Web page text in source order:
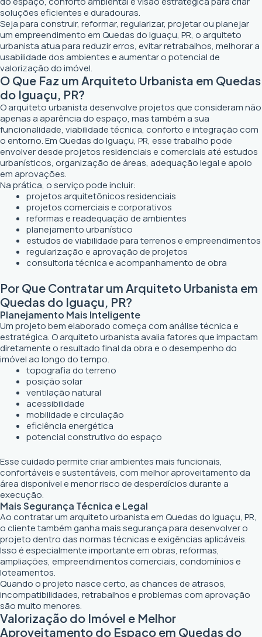
soluções eficientes e duradouras.
Seja para construir, reformar, regularizar, projetar ou planejar
um empreendimento em Quedas do Iguaçu, PR, o arquiteto
urbanista atua para reduzir erros, evitar retrabalhos, melhorar a
usabilidade dos ambientes e aumentar o potencial de
valorização do imóvel.
O Que Faz um Arquiteto Urbanista em Quedas
do Iguaçu, PR?
O arquiteto urbanista desenvolve projetos que consideram não
apenas a aparência do espaço, mas também a sua
funcionalidade, viabilidade técnica, conforto e integração com
o entorno. Em Quedas do Iguaçu, PR, esse trabalho pode
envolver desde projetos residenciais e comerciais até estudos
urbanísticos, organização de áreas, adequação legal e apoio
em aprovações.
Na prática, o serviço pode incluir:
projetos arquitetônicos residenciais
projetos comerciais e corporativos
reformas e readequação de ambientes
planejamento urbanístico
estudos de viabilidade para terrenos e empreendimentos
regularização e aprovação de projetos
consultoria técnica e acompanhamento de obra
Por Que Contratar um Arquiteto Urbanista em
Quedas do Iguaçu, PR?
Planejamento Mais Inteligente
Um projeto bem elaborado começa com análise técnica e
estratégica. O arquiteto urbanista avalia fatores que impactam
diretamente o resultado final da obra e o desempenho do
imóvel ao longo do tempo.
topografia do terreno
posição solar
ventilação natural
acessibilidade
mobilidade e circulação
eficiência energética
potencial construtivo do espaço
Esse cuidado permite criar ambientes mais funcionais,
confortáveis e sustentáveis, com melhor aproveitamento da
área disponível e menor risco de desperdícios durante a
execução.
Mais Segurança Técnica e Legal
Ao contratar um arquiteto urbanista em Quedas do Iguaçu, PR,
o cliente também ganha mais segurança para desenvolver o
projeto dentro das normas técnicas e exigências aplicáveis.
Isso é especialmente importante em obras, reformas,
ampliações, empreendimentos comerciais, condomínios e
loteamentos.
Quando o projeto nasce certo, as chances de atrasos,
incompatibilidades, retrabalhos e problemas com aprovação
são muito menores.
Valorização do Imóvel e Melhor
Aproveitamento do Espaço em Quedas do